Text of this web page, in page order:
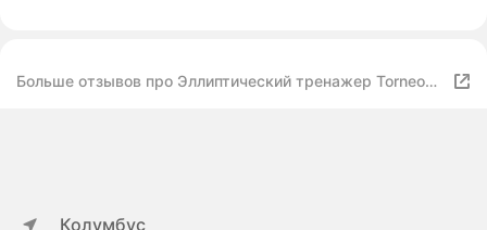
Больше отзывов про Эллиптический тренажер Torneo
Колумбус